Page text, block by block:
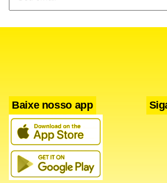
de Geninho, do outro. O novo técnico
inclusive, comandou a equipe no jogo
Baixe nosso app